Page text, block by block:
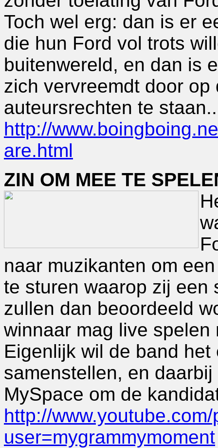
Toch wel erg: dan is er
die hun Ford vol trots
buitenwereld, en dan is
zich vervreemdt door
auteursrechten te
http://
are.html
ZIN OM MEE TE
naar muzikanten om
te sturen waarop zij een
zullen dan beoordeeld
winnaar mag live
Eigenlijk wil de band
samenstellen, en
MySpace om de
http://
user=mygrammymoment